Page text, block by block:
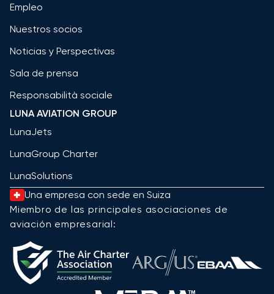
Empleo
Nuestros socios
Noticias y Perspectivas
Sala de prensa
Responsabilità sociale
LUNA AVIATION GROUP
LunaJets
LunaGroup Charter
LunaSolutions
Una empresa con sede en Suiza
Miembro de las principales asociaciones de
aviación empresarial: